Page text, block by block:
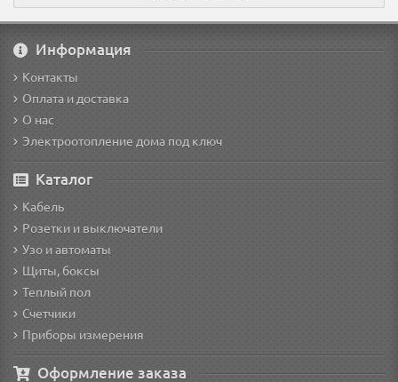
Информация
Контакты
Оплата и доставка
О нас
Электроотопление дома под ключ
Каталог
Кабель
Розетки и выключатели
Узо и автоматы
Щиты, боксы
Теплый пол
Счетчики
Приборы измерения
Оформление заказа